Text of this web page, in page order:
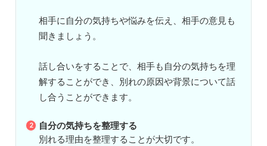
相手に自分の気持ちや悩みを伝え、相手の意見も
聞きましょう。
話し合いをすることで、相手も自分の気持ちを理
解することができ、別れの原因や背景について話
し合うことができます。
自分の気持ちを整理する
別れる理由を整理することが大切です。